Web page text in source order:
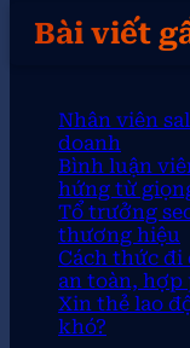
Bài viết
Nhân viên
doanh
Bình luận
hứng từ
Tổ trưởng
thương hiệu
Cách thức đi
an toàn, hợp
Xin thẻ lao
khó?